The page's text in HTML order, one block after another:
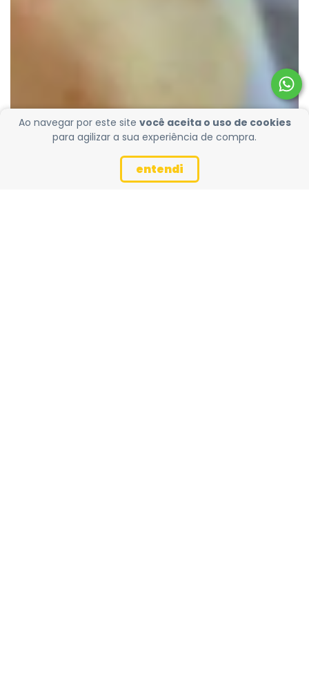
Ao navegar por este site você aceita o uso de cookies
para agilizar a sua experiência de compra.
entendi